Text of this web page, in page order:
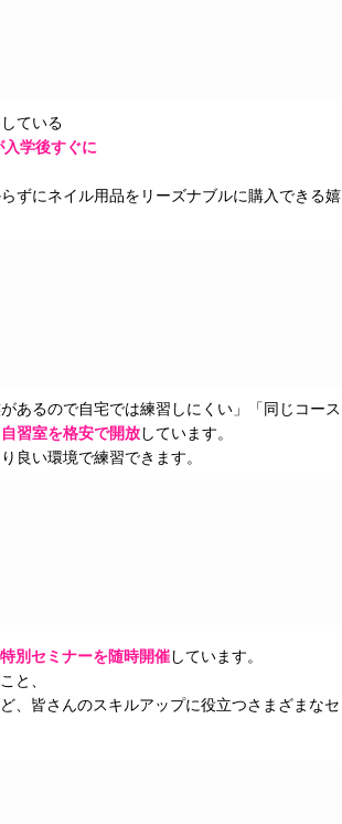
ている
学後すぐに
ずにネイル用品をリーズナブルに購入できる嬉
あるので自宅では練習しにくい」「同じコース
自習室を格安で開放しています。
良い環境で練習できます。
別セミナーを随時開催しています。
と、
、皆さんのスキルアップに役立つさまざまなセ